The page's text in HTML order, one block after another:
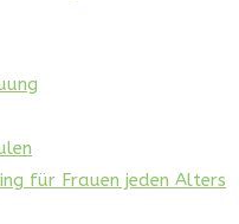
für Frauen jeden Alters